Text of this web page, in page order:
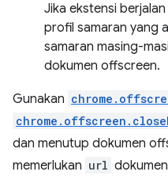
Jika ekstensi
profil samaran yang
samaran masing-
dokumen offscreen.
Gunakan
dan menutup dokumen
memerlukan url